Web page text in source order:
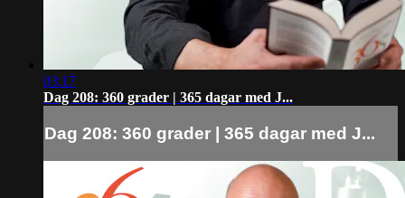
03:17
Dag 208: 360 grader | 365 dagar med J...
Dag 208: 360 grader | 365 dagar med J...